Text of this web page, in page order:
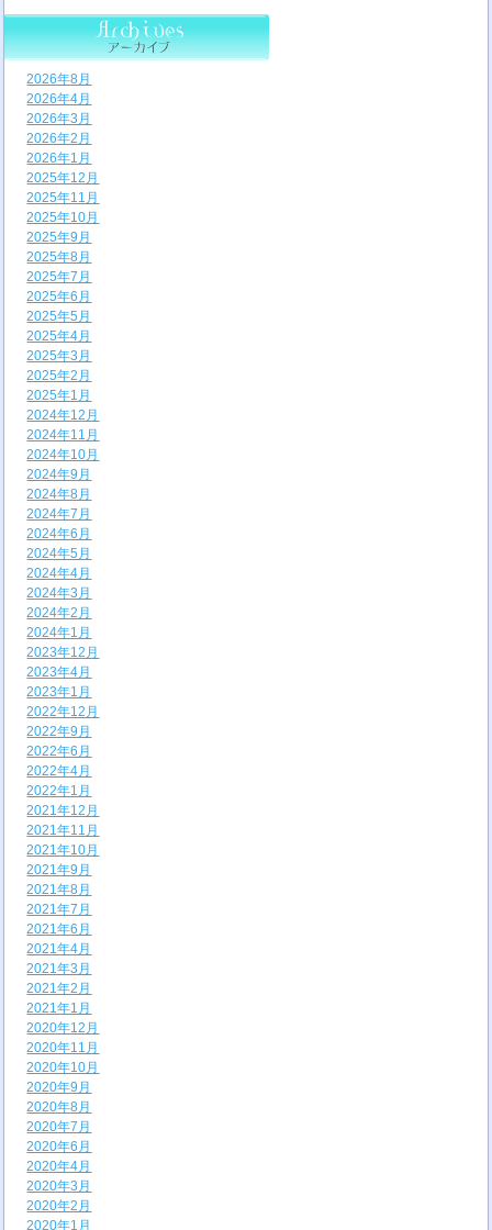
2026年8月
2026年4月
2026年3月
2026年2月
2026年1月
2025年12月
2025年11月
2025年10月
2025年9月
2025年8月
2025年7月
2025年6月
2025年5月
2025年4月
2025年3月
2025年2月
2025年1月
2024年12月
2024年11月
2024年10月
2024年9月
2024年8月
2024年7月
2024年6月
2024年5月
2024年4月
2024年3月
2024年2月
2024年1月
2023年12月
2023年4月
2023年1月
2022年12月
2022年9月
2022年6月
2022年4月
2022年1月
2021年12月
2021年11月
2021年10月
2021年9月
2021年8月
2021年7月
2021年6月
2021年4月
2021年3月
2021年2月
2021年1月
2020年12月
2020年11月
2020年10月
2020年9月
2020年8月
2020年7月
2020年6月
2020年4月
2020年3月
2020年2月
2020年1月